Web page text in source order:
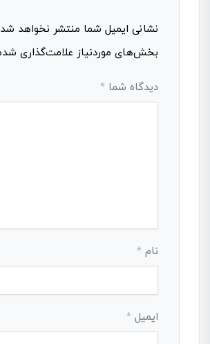
نشانی ایمیل شما منتشر نخواهد
بخش‌های موردنیاز علامت‌گذاری
دیدگاه شما *
نام *
ایمیل *